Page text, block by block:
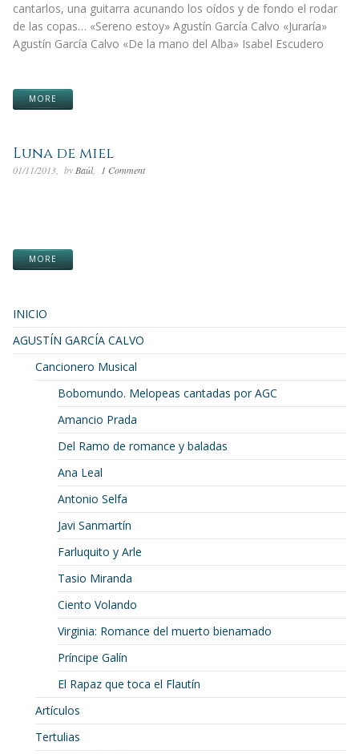
cantarlos, una guitarra acunando los oídos y de fondo el rodar
de las copas… «Sereno estoy» Agustín García Calvo «Juraría»
Agustín García Calvo «De la mano del Alba» Isabel Escudero
MORE
Luna de miel
01/11/2013 byBaúl 1 Comment
MORE
INICIO
AGUSTÍN GARCÍA CALVO
Cancionero Musical
Bobomundo. Melopeas cantadas por AGC
Amancio Prada
Del Ramo de romance y baladas
Ana Leal
Antonio Selfa
Javi Sanmartín
Farluquito y Arle
Tasio Miranda
Ciento Volando
Virginia: Romance del muerto bienamado
Príncipe Galín
El Rapaz que toca el Flautín
Artículos
Tertulias